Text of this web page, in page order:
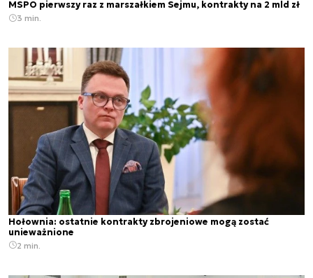
MSPO pierwszy raz z marszałkiem Sejmu, kontrakty na 2 mld zł
3 min.
Hołownia: ostatnie kontrakty zbrojeniowe mogą zostać
unieważnione
2 min.